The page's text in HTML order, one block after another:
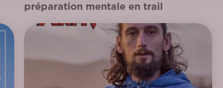
préparation mentale en trail